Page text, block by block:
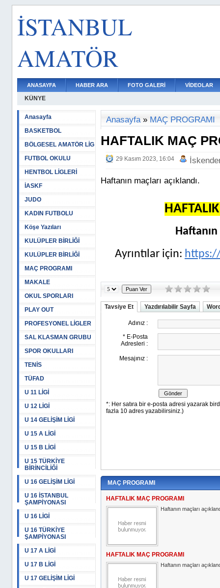
İSTANBUL
AMATÖR
ANASAYFA HABER ARA FOTO GALERİ VİDEOLAR
KÜNYE
Anasayfa
BASKETBOL
BÖLGESEL AMATÖR LİG
FUTBOL OKULU
HENTBOL LİGLERİ
İASKF
JUDO
KADIN FUTBOLU
Köşe Yazıları
KULÜPLER BİRLİĞİ
KULÜPLER BİRLİĞİ
MAÇ PROGRAMI
MAKALE
OKUL SPORLARI
PLAY OUT
PROFESYONEL LİGLER
SAL KLASMAN GRUBU
SPOR OKULLARI
TENİS
TÜFAD
U 11 LİGİ
U 12 LİGİ
U 14 GELİŞİM LİGİ
U 15 A LİGİ
U 15 B LİGİ
U 15 TÜRKİYE
BİRİNCİLİĞİ
U 16 GELİŞİM LİGİ
U 16 İSTANBUL
ŞAMPİYONASI
U 16 LİGİ
U 16 TÜRKİYE
ŞAMPİYONASI
U 17 A LİGİ
U 17 B LİGİ
U 17 GELİŞİM LİGİ
Anasayfa» MAÇ PROGRAMI
HAFTALIK MAÇ
29 Kasım 2023, 16:04
Haftanın maçları açıklandı.
Haftanın
Ayrıntılar için:
Tavsiye Et Yazdırılabilir Sayfa
MAÇ PROGRAMI
HAFTALIK MAÇ PROGRAMI
Haftanın maçları
HAFTALIK MAÇ PROGRAMI
Haftanın maçları